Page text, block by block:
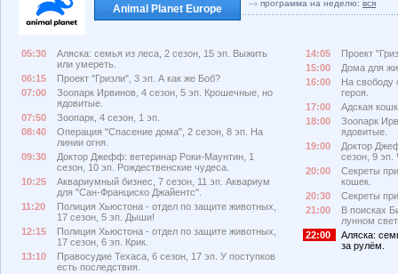
Animal Planet Europe программа на неделю: вся
05:30
Аляска: семья из леса, 2 сезон, 15 эп. Выжить
или умереть.
06:15
Проект "Гризли", 3 эп. А как же Боб?
07:00
Зоопарк Ирвинов, 4 сезон, 5 эп. Крошечные, но
ядовитые.
07:50
Зоопарк, 4 сезон, 1 эп.
08:40
Операция "Спасение дома", 2 сезон, 8 эп. На
линии огня.
09:30
Доктор Джефф: ветеринар Роки-Маунтин, 1
сезон, 10 эп. Рождественские чудеса.
10:25
Аквариумный бизнес, 7 сезон, 11 эп. Аквариум
для "Сан-Франциско Джайентс".
11:20
Полиция Хьюстона - отдел по защите животных,
17 сезон, 5 эп. Дыши!
12:15
Полиция Хьюстона - отдел по защите животных,
17 сезон, 6 эп. Крик.
13:10
Правосудие Техаса, 6 сезон, 17 эп. У поступков
есть последствия.
14:05
Проект
15:00
Дома для
16:00
На свободу
героя.
17:00
Адская
18:00
Зоопарк
ядовитые.
19:00
Доктор
сезон, 9 эп.
20:00
Секреты
кошек.
20:30
Секреты
21:00
В поисках
лунном
22:00
Аляска:
за рулём.